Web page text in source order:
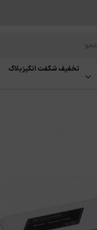
تخفیف شگفت انگیزبلاگ